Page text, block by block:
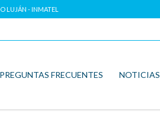
LUJÁN - INMATEL
PREGUNTAS FRECUENTES NOTICIAS